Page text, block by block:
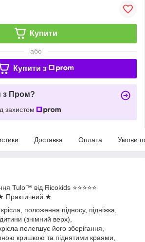
Купити
або
Купити з
з Пром?
захистом
Доставка Оплата Умови
Tulo™ від Ricokids ⭐⭐⭐⭐⭐
Практичний ★
положення підносу, підніжка,
(знімний верх),
полегшує його зберігання,
кришкою та піднятими краями,